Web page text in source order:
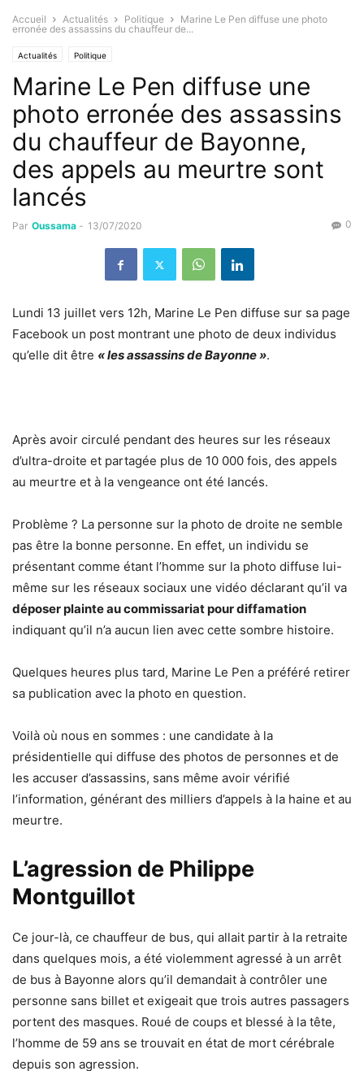
Accueil Actualités Politique
Marine Le Pen diffuse une photo
erronée des assassins du chauffeur de...
Actualités Politique
Marine Le Pen diffuse une
photo erronée des assassins
du chauffeur de Bayonne,
des appels au meurtre sont
lancés
Par Oussama - 13/07/2020 0
Lundi 13 juillet vers 12h, Marine Le Pen diffuse sur sa page
Facebook un post montrant une photo de deux individus
qu’elle dit être « les assassins de Bayonne ».
Après avoir circulé pendant des heures sur les réseaux
d’ultra-droite et partagée plus de 10 000 fois, des appels
au meurtre et à la vengeance ont été lancés.
Problème ? La personne sur la photo de droite ne semble
pas être la bonne personne. En effet, un individu se
présentant comme étant l’homme sur la photo diffuse lui-
même sur les réseaux sociaux une vidéo déclarant qu’il va
déposer plainte au commissariat pour diffamation
indiquant qu’il n’a aucun lien avec cette sombre histoire.
Quelques heures plus tard, Marine Le Pen a préféré retirer
sa publication avec la photo en question.
Voilà où nous en sommes : une candidate à la
présidentielle qui diffuse des photos de personnes et de
les accuser d’assassins, sans même avoir vérifié
l’information, générant des milliers d’appels à la haine et au
meurtre.
L’agression de Philippe
Montguillot
Ce jour-là, ce chauffeur de bus, qui allait partir à la retraite
dans quelques mois, a été violemment agressé à un arrêt
de bus à Bayonne alors qu’il demandait à contrôler une
personne sans billet et exigeait que trois autres passagers
portent des masques. Roué de coups et blessé à la tête,
l’homme de 59 ans se trouvait en état de mort cérébrale
depuis son agression.